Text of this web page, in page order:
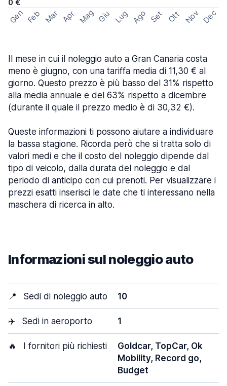
0 €
Gen Feb Mar Apr Mag Giu Lug Ago Set Ott Nov Dec
Il mese in cui il noleggio auto a Gran Canaria costa
meno è giugno, con una tariffa media di 11,30 € al
giorno. Questo prezzo è più basso del 31% rispetto
alla media annuale e del 63% rispetto a dicembre
(durante il quale il prezzo medio è di 30,32 €).
Queste informazioni ti possono aiutare a individuare
la bassa stagione. Ricorda però che si tratta solo di
valori medi e che il costo del noleggio dipende dal
tipo di veicolo, dalla durata del noleggio e dal
periodo di anticipo con cui prenoti. Per visualizzare i
prezzi esatti inserisci le date che ti interessano nella
maschera di ricerca in alto.
Informazioni sul noleggio auto
📍 Sedi di noleggio auto 10
✈️ Sedi in aeroporto 1
🔥 I fornitori più richiesti
Goldcar, TopCar, Ok
Mobility, Record go,
Budget